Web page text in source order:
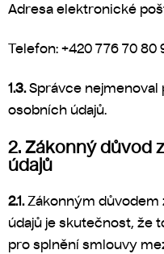
Adresa elektronické
Telefon: +420 776 70 80
1.3.Správce
osobních údajů.
2. Zákonný důvod
údajů
2.1.Zákonným důvodem
údajů je skutečnost, že
pro splnění smlouvy